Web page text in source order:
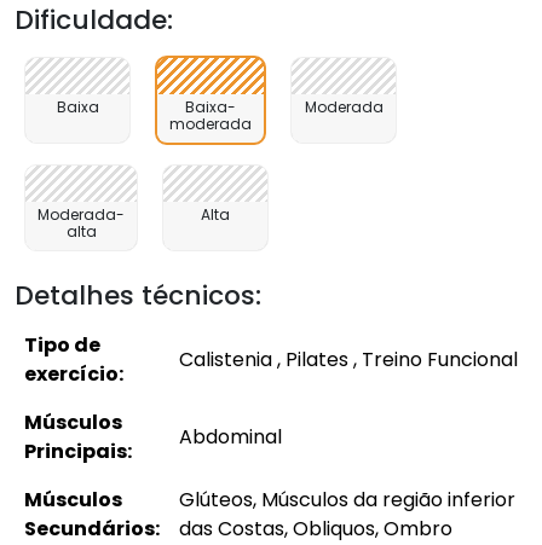
Dificuldade:
Baixa
Baixa-
moderada
Moderada
Moderada-
alta
Alta
Detalhes técnicos:
Tipo de
exercício:
Calistenia , Pilates , Treino Funcional
Músculos
Principais:
Abdominal
Músculos
Secundários:
Glúteos, Músculos da região inferior
das Costas, Obliquos, Ombro